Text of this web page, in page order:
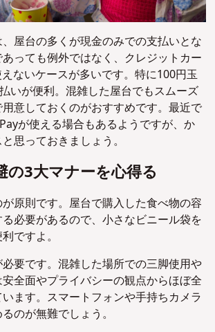
屋台の多くが現金のみでの支払いとな
っても例外ではなく、クレジットカー
えないケースが多いです。特に100円玉
いが便利。混雑した屋台でもスムーズ
意しておくのがおすすめです。最近で
が使える場合もあるようですが、か
思っておきましょう。
の3⼤マナーを心得る
原則です。屋台で購入した食べ物の容
必要があるので、小さなビニール袋を
ですよ。
要です。混雑した場所での三脚使用や
安全面やプライバシーの観点からほぼ全
ます。スマートフォンや手持ちカメラ
のが無難でしょう。